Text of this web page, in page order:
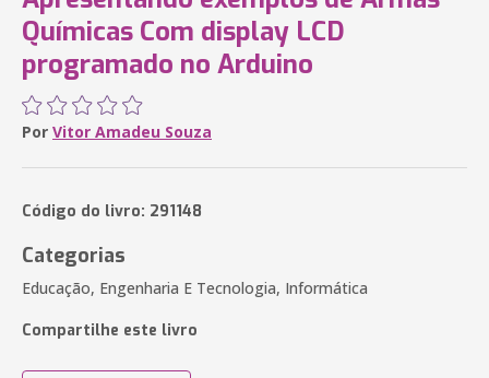
Químicas Com display LCD
programado no Arduino
Por Vitor Amadeu Souza
Código do livro: 291148
Categorias
Educação, Engenharia E Tecnologia, Informática
Compartilhe este livro